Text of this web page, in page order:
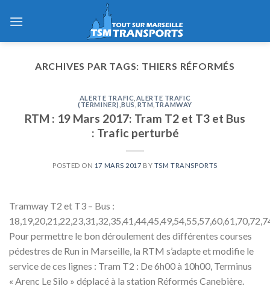
ARCHIVES PAR TAGS: THIERS RÉFORMÉS
ALERTE TRAFIC ALERTE TRAFIC
(TERMINER) ,BUS RTM TRAMWAY
RTM : 19 Mars 2017: Tram T2 et T3 et Bus
: Trafic perturbé
POSTED ON 17 MARS 2017 BY TSM TRANSPORTS
Tramway T2 et T3 – Bus :
Pour permettre le bon déroulement des différentes courses
pédestres de Run in Marseille, la RTM s’adapte et modifie le
service de ces lignes : Tram T2 : De 6h00 à 10h00, Terminus
« Arenc Le Silo » déplacé à la station Réformés Canebière.